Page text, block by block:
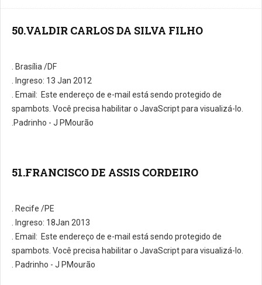
50.VALDIR CARLOS DA SILVA FILHO
. Brasília /DF
. Ingreso: 13 Jan 2012
. E­mail: Este endereço de e-mail está sendo protegido de
spambots. Você precisa habilitar o JavaScript para visualizá-lo.
.Padrinho - J PMourão
51.FRANCISCO DE ASSIS CORDEIRO
. Recife /PE
. Ingreso: 18Jan 2013
. E­mail: Este endereço de e-mail está sendo protegido de
spambots. Você precisa habilitar o JavaScript para visualizá-lo.
. Padrinho - J PMourão